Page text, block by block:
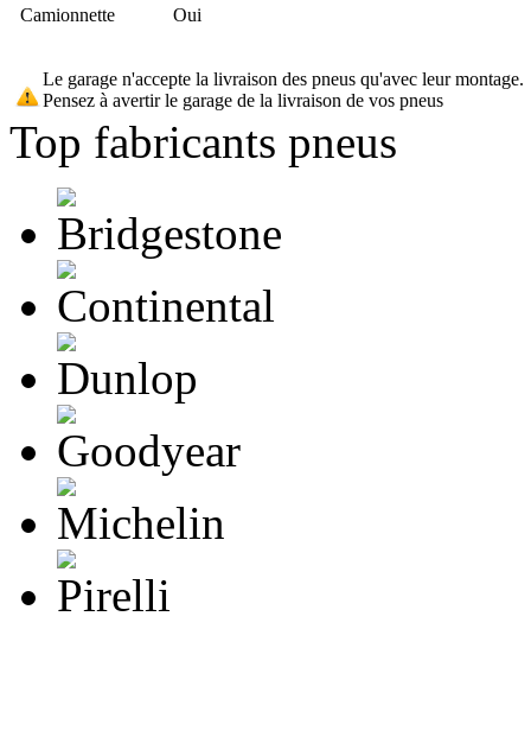
Camionnette
Oui
Le garage n'accepte la livraison des pneus qu'avec leur montage.
Pensez à avertir le garage de la livraison de vos pneus
Top fabricants pneus